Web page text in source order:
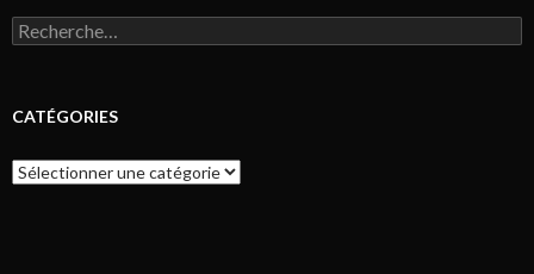
Rechercher :
CATÉGORIES
Catégories